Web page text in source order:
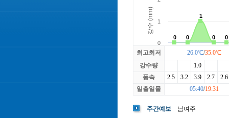
최고최저 26.0℃/35.0℃
강수량
1.0
풍속
2.5 3.2 3.9 2.7
2.6
일출일몰
05:40/19:31
주간예보 남여주